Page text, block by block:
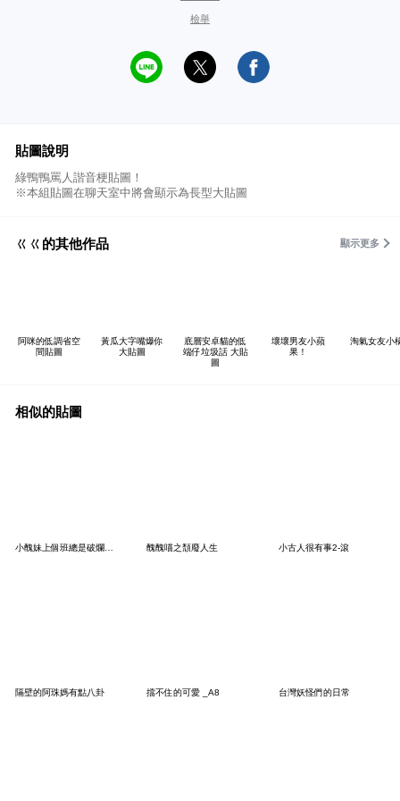
檢舉
貼圖說明
綠鴨鴨罵人諧音梗貼圖！
※本組貼圖在聊天室中將會顯示為長型大貼圖
ㄍㄍ的其他作品 顯示更多
阿咪的低調省空
間貼圖
黃瓜大字嘴爆你
大貼圖
底層安卓貓的低
端仔垃圾話 大貼
圖
壞壞男友小蘋
果！
淘氣女友小
相似的貼圖
小醜妹上個班總是破爛事一堆 醜醜喵之頹廢人生 小古人很有事2-滾
隔壁的阿珠媽有點八卦 擋不住的可愛 _A8 台灣妖怪們的日常